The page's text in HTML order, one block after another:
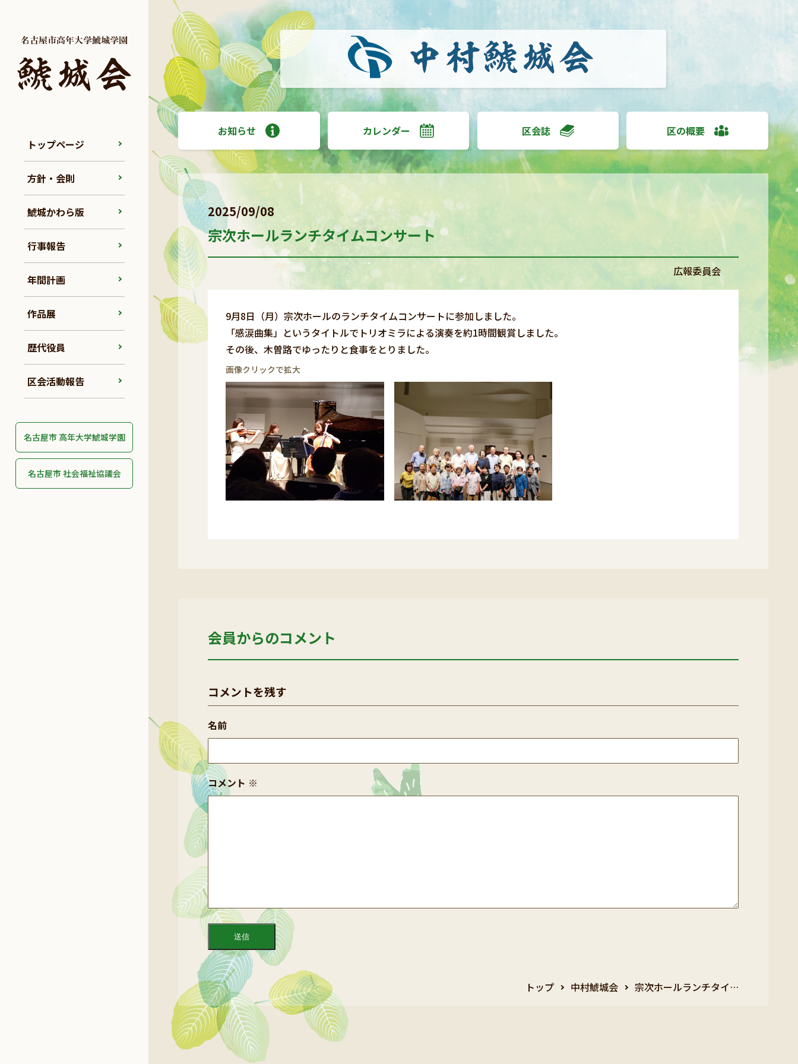
トップページ
方針・会則
鯱城かわら版
行事報告
年間計画
作品展
歴代役員
区会活動報告
名古屋市 高年大学鯱城学園
名古屋市 社会福祉協議会
お知らせ カレンダー 区会誌 区の概要
2025/09/08
宗次ホールランチタイムコンサート
広報委員会
9月8日（月）宗次ホールのランチタイムコンサートに参加しました。
「感涙曲集」というタイトルでトリオミラによる演奏を約1時間観賞しました。
その後、木曽路でゆったりと食事をとりました。
画像クリックで拡大
会員からのコメント
コメントを残す
コメント ※
名前
トップ 中村鯱城会 宗次ホールランチタイ…